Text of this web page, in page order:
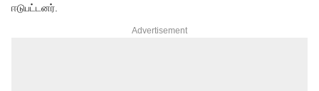
ஈடுபட்டனர்.
Advertisement